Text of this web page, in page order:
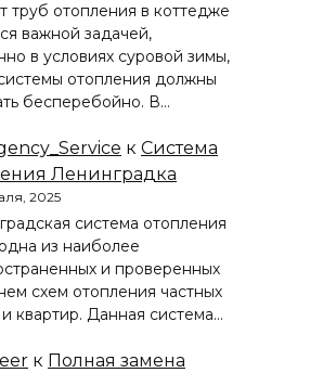
труб отопления в коттедже
важной задачей,
в условиях суровой зимы,
отопления должны
бесперебойно. В…
к Система
Ленинградка
2025
система отопления
из наиболее
и проверенных
схем отопления частных
квартир. Данная система…
к Полная замена